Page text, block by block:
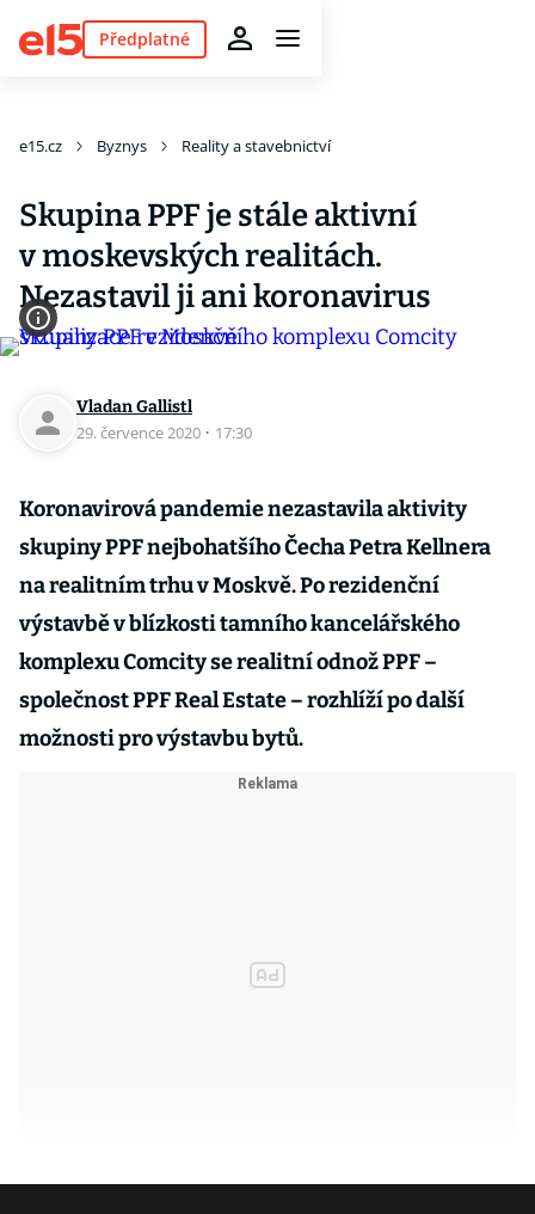
Předplatné
e15.cz Byznys Reality a stavebnictví
Skupina PPF je stále aktivní
v moskevských realitách.
Nezastavil ji ani koronavirus
Vladan Gallistl
29. července 2020 · 17:30
Koronavirová pandemie nezastavila aktivity
skupiny PPF nejbohatšího Čecha Petra Kellnera
na realitním trhu v Moskvě. Po rezidenční
výstavbě v blízkosti tamního kancelářského
komplexu Comcity se realitní odnož PPF –
společnost PPF Real Estate – rozhlíží po další
možnosti pro výstavbu bytů.